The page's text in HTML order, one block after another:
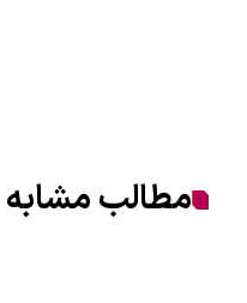
مطالب مشابه